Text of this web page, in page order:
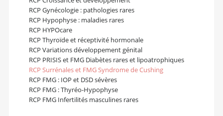
RCP Gynécologie : pathologies rares
RCP Hypophyse : maladies rares
RCP HYPOcare
RCP Thyroïde et réceptivité hormonale
RCP Variations développement génital
RCP PRISIS et FMG Diabètes rares et lipoatrophiques
RCP Surrénales et FMG Syndrome de Cushing
RCP FMG : IOP et DSD sévères
RCP FMG : Thyréo-Hypophyse
RCP FMG Infertilités masculines rares